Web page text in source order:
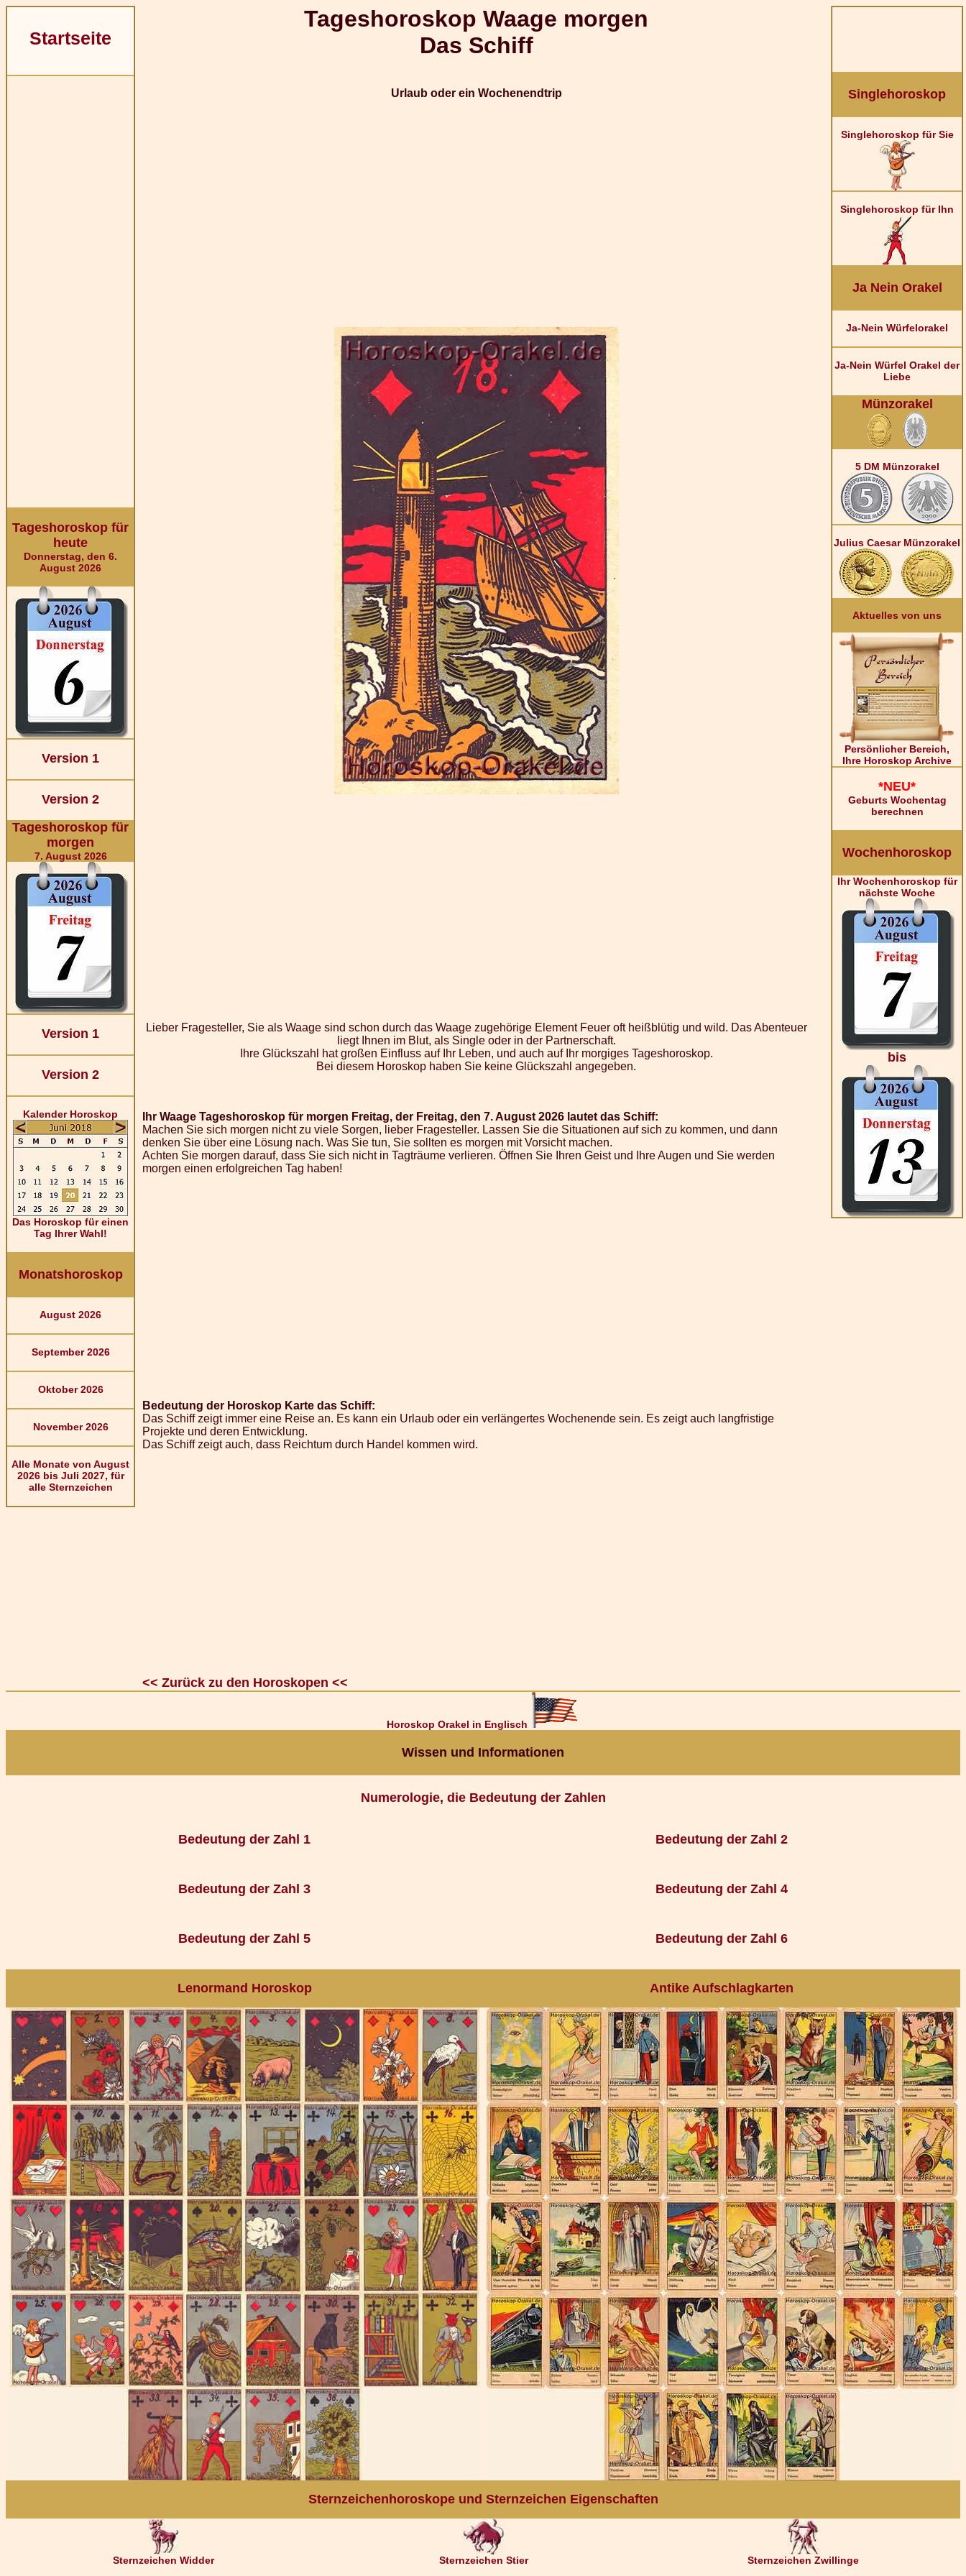
Startseite
Tageshoroskop für
heute
Donnerstag, den 6.
August 2026
Version 1
Version 2
Tageshoroskop für
morgen
7. August 2026
Version 1
Version 2
Kalender Horoskop
Das Horoskop für einen
Tag Ihrer Wahl!
Monatshoroskop
August 2026
September 2026
Oktober 2026
November 2026
Alle Monate von August
2026 bis Juli 2027, für
alle Sternzeichen
Tageshoroskop Waage morgen
Das Schiff
Urlaub oder ein Wochenendtrip
Lieber Fragesteller, Sie als Waage sind schon durch das Waage zugehörige Element Feuer oft heißblütig und wild. Das Abenteuer
liegt Ihnen im Blut, als Single oder in der Partnerschaft.
Ihre Glückszahl hat großen Einfluss auf Ihr Leben, und auch auf Ihr morgiges Tageshoroskop.
Bei diesem Horoskop haben Sie keine Glückszahl angegeben.
Ihr Waage Tageshoroskop für morgen Freitag, der Freitag, den 7. August 2026 lautet das Schiff:
Machen Sie sich morgen nicht zu viele Sorgen, lieber Fragesteller. Lassen Sie die Situationen auf sich zu kommen, und dann
denken Sie über eine Lösung nach. Was Sie tun, Sie sollten es morgen mit Vorsicht machen.
Achten Sie morgen darauf, dass Sie sich nicht in Tagträume verlieren. Öffnen Sie Ihren Geist und Ihre Augen und Sie werden
morgen einen erfolgreichen Tag haben!
Bedeutung der Horoskop Karte das Schiff:
Das Schiff zeigt immer eine Reise an. Es kann ein Urlaub oder ein verlängertes Wochenende sein. Es zeigt auch langfristige
Projekte und deren Entwicklung.
Das Schiff zeigt auch, dass Reichtum durch Handel kommen wird.
<< Zurück zu den Horoskopen <<
Singlehoroskop
Singlehoroskop für Sie
Singlehoroskop für Ihn
Ja Nein Orakel
Ja-Nein Würfelorakel
Ja-Nein Würfel Orakel der
Liebe
Münzorakel
5 DM Münzorakel
Julius Caesar Münzorakel
Aktuelles von uns
Persönlicher Bereich,
Ihre Horoskop Archive
*NEU*
Geburts Wochentag
berechnen
Wochenhoroskop
Ihr Wochenhoroskop für
nächste Woche
bis
Horoskop Orakel in Englisch
Wissen und Informationen
Numerologie, die Bedeutung der Zahlen
Bedeutung der Zahl 1
Bedeutung der Zahl 3
Bedeutung der Zahl 5
Bedeutung der Zahl 2
Bedeutung der Zahl 4
Bedeutung der Zahl 6
Lenormand Horoskop Antike Aufschlagkarten
Sternzeichenhoroskope und Sternzeichen Eigenschaften
Sternzeichen Widder Sternzeichen Stier Sternzeichen Zwillinge